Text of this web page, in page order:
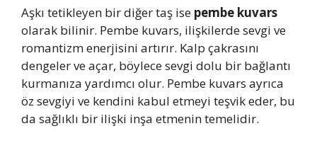
Aşkı tetikleyen bir diğer taş ise pembe kuvars
olarak bilinir. Pembe kuvars, ilişkilerde sevgi ve
romantizm enerjisini artırır. Kalp çakrasını
dengeler ve açar, böylece sevgi dolu bir bağlantı
kurmanıza yardımcı olur. Pembe kuvars ayrıca
öz sevgiyi ve kendini kabul etmeyi teşvik eder, bu
da sağlıklı bir ilişki inşa etmenin temelidir.